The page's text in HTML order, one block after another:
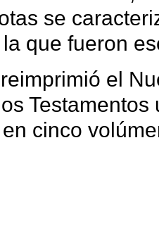
se
que fueron
el
cinco